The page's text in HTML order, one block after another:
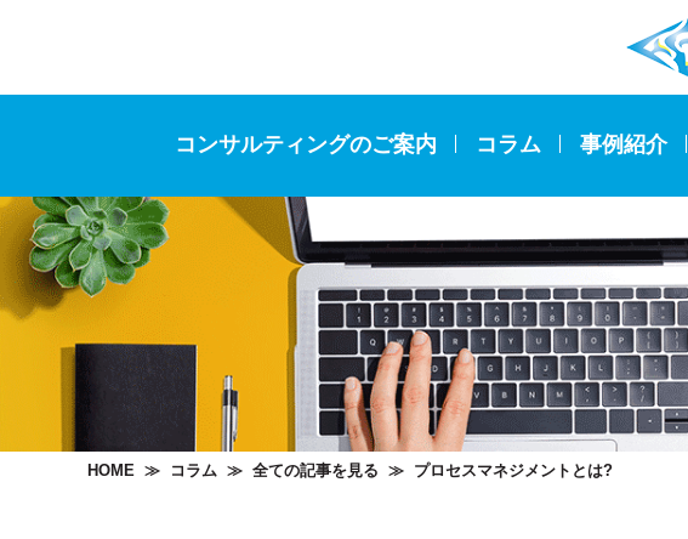
コンサルティングのご案内 コラム 事例紹介
HOME ≫ コラム ≫ 全ての記事を見る ≫ プロセスマネジメントとは?